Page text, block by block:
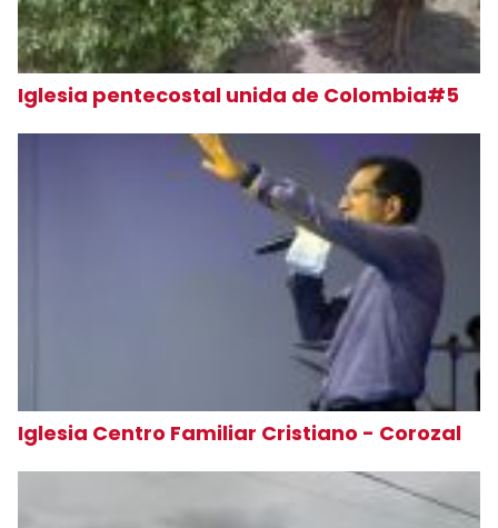
Iglesia pentecostal unida de Colombia#5
Iglesia Centro Familiar Cristiano - Corozal